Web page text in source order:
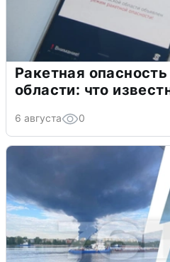
Ракетная
области: что
6 августа 0